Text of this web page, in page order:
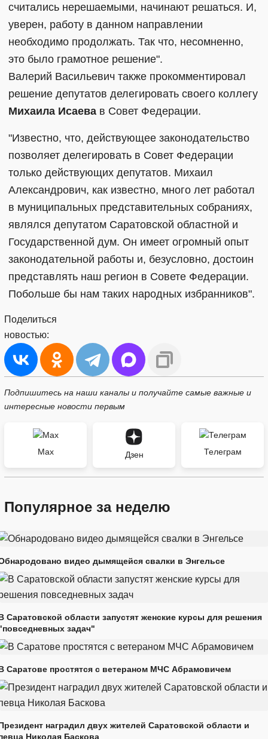
считались нерешаемыми, начинают решаться. И,
уверен, работу в данном направлении
необходимо продолжать. Так что, несомненно,
это было грамотное решение".
Валерий Васильевич также прокомментировал
решение депутатов делегировать своего коллегу
Михаила Исаева в Совет Федерации.
"Известно, что, действующее законодательство
позволяет делегировать в Совет Федерации
только действующих депутатов. Михаил
Александрович, как известно, много лет работал
в муниципальных представительных собраниях,
являлся депутатом Саратовской областной и
Государственной дум. Он имеет огромный опыт
законодательной работы и, безусловно, достоин
представлять наш регион в Совете Федерации.
Побольше бы нам таких народных избранников".
Поделиться
новостью:
Подпишитесь на наши каналы и получайте самые важные и
интересные новости первым
Max Дзен Телеграм
Популярное за неделю
видео дымящейся свалки в Энгельсе
Саратовской области запустят женские курсы для решения
задач"
Саратове простятся с ветераном МЧС Абрамовичем
наградил двух жителей Саратовской области и
Николая Баскова